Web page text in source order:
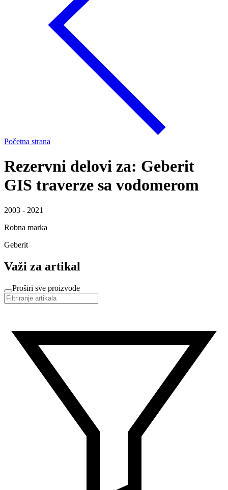
Početna strana
Rezervni delovi za: Geberit
GIS traverze sa vodomerom
2003 - 2021
Robna marka
Geberit
Važi za artikal
Proširi sve proizvode